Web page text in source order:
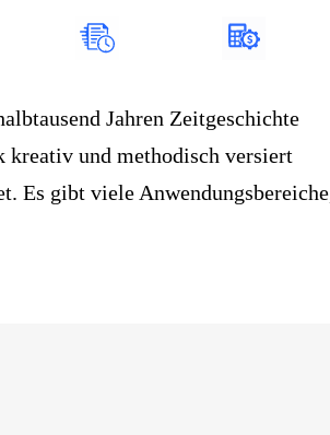
Jahren Zeitgeschichte
und methodisch versiert
Es gibt viele Anwendungsbereiche,